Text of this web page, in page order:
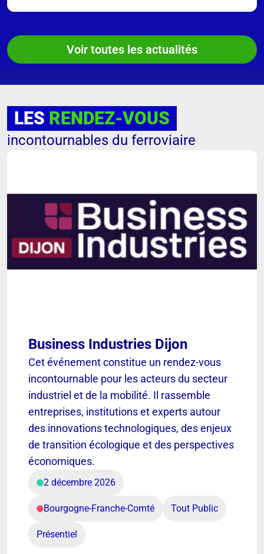
Voir toutes les actualités
LES RENDEZ-VOUS
incontournables du ferroviaire
Business Industries Dijon
Cet événement constitue un rendez-vous
incontournable pour les acteurs du secteur
industriel et de la mobilité. Il rassemble
entreprises, institutions et experts autour
des innovations technologiques, des enjeux
de transition écologique et des perspectives
économiques.
2 décembre 2026
Bourgogne-Franche-Comté Tout Public
Présentiel